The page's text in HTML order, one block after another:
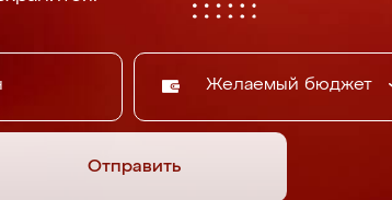
Желаемый бюджет
Отправить